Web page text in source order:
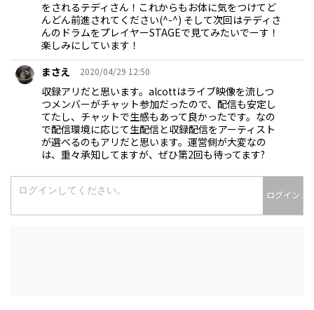
をされるテディさん！これからもお体に気をつけてど
んどん前進されてください(^-^) そして次回はテディさ
んのドラムをプレイヤーSTAGEで見てみたいでーす！
楽しみにしています！
まさえ
2020/04/29 12:50
収録アリだと思います。alcottはライブ映像を流しつ
つメンバーがチャット参加だったので、配信も安定し
てたし、チャットで生感もあって良かったです。なの
で配信環境に応じて生配信と収録配信をアーティスト
が選べるのもアリだと思います。運営側が大変なの
は、重々承知してますが、ぜひ第2回も待ってます?
ログイン